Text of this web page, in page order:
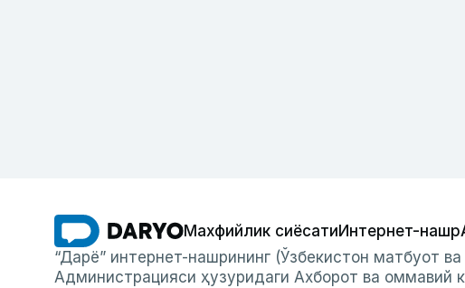
Махфийлик сиёсатиИнтернет-нашр
“Дарё” интернет-нашрининг (Ўзбекистон матбуот
Администрацияси ҳузуридаги Ахборот ва оммавий